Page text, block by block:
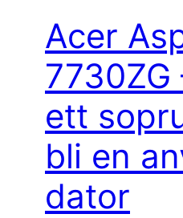
Acer
7730ZG
ett
bli en
dator